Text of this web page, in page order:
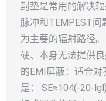
封垫是常用的解决
脉冲和TEMPEST问
为主要的辐射路径
硬、本身无法提供
的EMI屏蔽：适合
是： SE≈104(-20-